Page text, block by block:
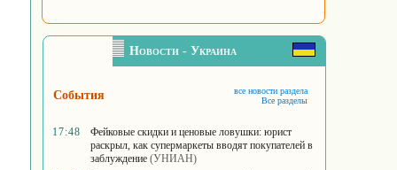
Новости - Украина
События
все новости раздела
Все разделы
17:48
Фейковые скидки и ценовые ловушки: юрист
раскрыл, как супермаркеты вводят покупателей в
заблуждение (УНИАН)